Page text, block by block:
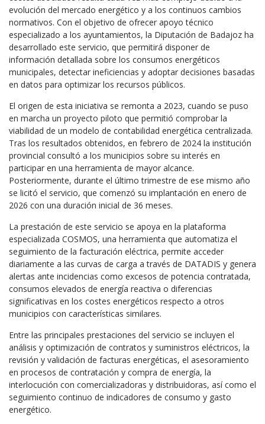
evolución del mercado energético y a los continuos cambios
normativos. Con el objetivo de ofrecer apoyo técnico
especializado a los ayuntamientos, la Diputación de Badajoz ha
desarrollado este servicio, que permitirá disponer de
información detallada sobre los consumos energéticos
municipales, detectar ineficiencias y adoptar decisiones basadas
en datos para optimizar los recursos públicos.
El origen de esta iniciativa se remonta a 2023, cuando se puso
en marcha un proyecto piloto que permitió comprobar la
viabilidad de un modelo de contabilidad energética centralizada.
Tras los resultados obtenidos, en febrero de 2024 la institución
provincial consultó a los municipios sobre su interés en
participar en una herramienta de mayor alcance.
Posteriormente, durante el último trimestre de ese mismo año
se licitó el servicio, que comenzó su implantación en enero de
2026 con una duración inicial de 36 meses.
La prestación de este servicio se apoya en la plataforma
especializada COSMOS, una herramienta que automatiza el
seguimiento de la facturación eléctrica, permite acceder
diariamente a las curvas de carga a través de DATADIS y genera
alertas ante incidencias como excesos de potencia contratada,
consumos elevados de energía reactiva o diferencias
significativas en los costes energéticos respecto a otros
municipios con características similares.
Entre las principales prestaciones del servicio se incluyen el
análisis y optimización de contratos y suministros eléctricos, la
revisión y validación de facturas energéticas, el asesoramiento
en procesos de contratación y compra de energía, la
interlocución con comercializadoras y distribuidoras, así como el
seguimiento continuo de indicadores de consumo y gasto
energético.